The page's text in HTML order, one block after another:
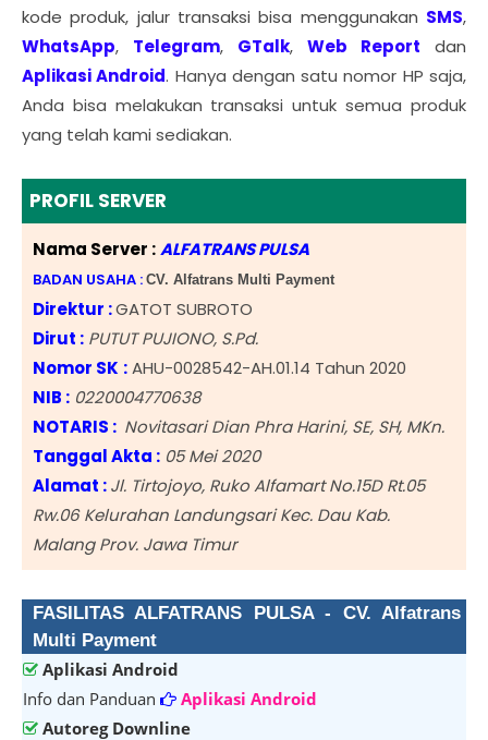
kode produk, jalur transaksi bisa menggunakan SMS,
WhatsApp, Telegram, GTalk, Web Report
dan
Aplikasi Android. Hanya dengan satu nomor HP saja,
Anda bisa melakukan transaksi untuk semua produk
yang telah kami sediakan.
PROFIL SERVER
Nama Server :ALFATRANS PULSA
BADAN USAHA : CV. Alfatrans Multi Payment
Direktur :GATOT SUBROTO
Dirut : PUTUT PUJIONO, S.Pd.
Nomor SK :AHU-0028542-AH.01.14 Tahun 2020
NIB : 0220004770638
NOTARIS : Novitasari Dian Phra Harini, SE, SH, MKn.
Tanggal Akta : 05 Mei 2020
Alamat :Jl. Tirtojoyo, Ruko Alfamart No.15D Rt.05
Rw.06 Kelurahan Landungsari Kec. Dau Kab.
Malang Prov. Jawa Timur
FASILITAS ALFATRANS PULSA - CV. Alfatrans
Multi Payment
Aplikasi Android
Info dan Panduan
Aplikasi Android
Autoreg Downline